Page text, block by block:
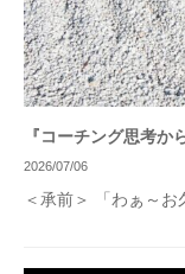
『コーチング思考か
2026/07/06
＜承前＞ 「わぁ～お